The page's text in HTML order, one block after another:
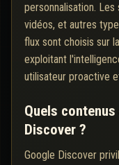
personnalisation.
vidéos, et autres
flux sont choisis sur
exploitant
utilisateur proactive
Quels
Discover ?
Google Discover